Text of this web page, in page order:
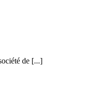
de [...]